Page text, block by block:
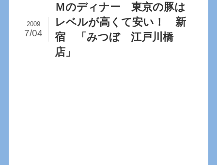
Ｍのディナー 東京の豚は
レベルが高くて安い！ 新
宿 「みつぼ 江戸川橋
店」
2009
7/04